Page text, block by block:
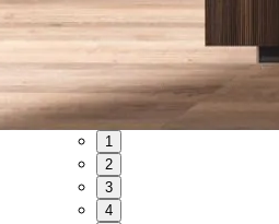
1
2
3
4
персональных данныхи